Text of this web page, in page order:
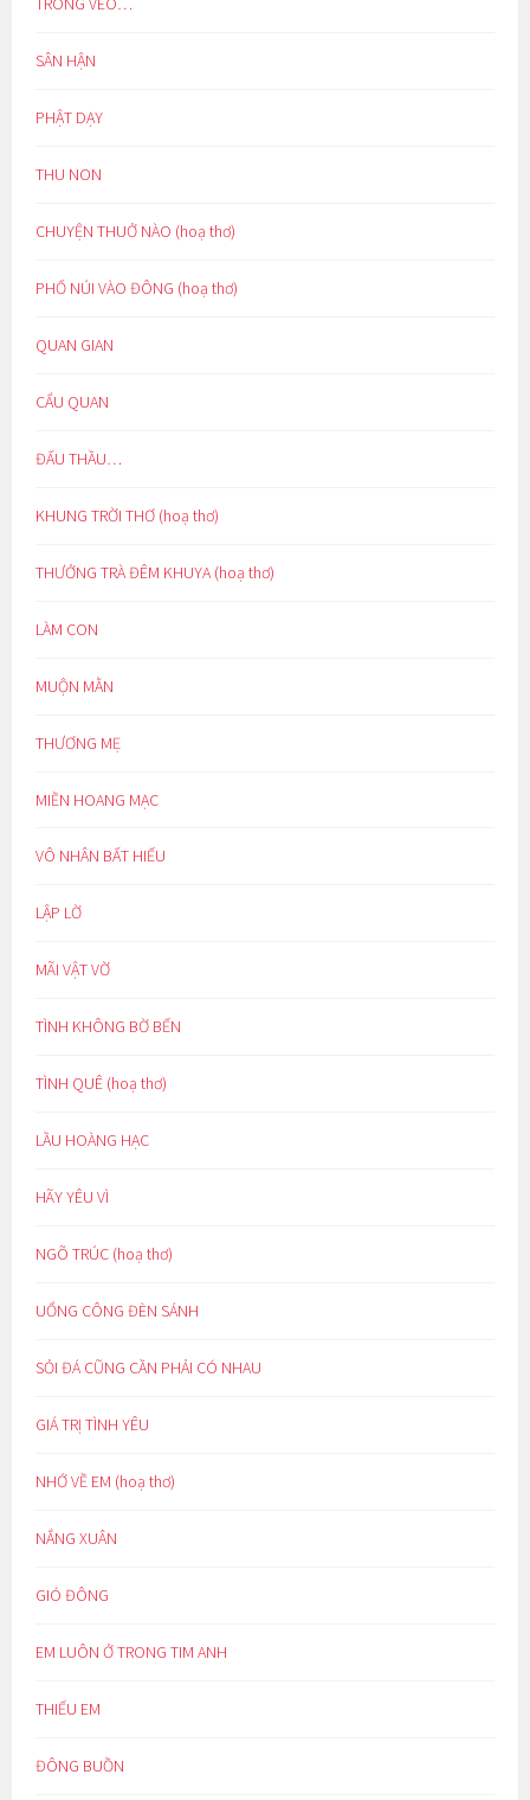
SÂN HẬN
PHẬT DẠY
THU NON
CHUYỆN THUỞ NÀO (hoạ thơ)
PHỐ NÚI VÀO ĐÔNG (hoạ thơ)
QUAN GIAN
CẨU QUAN
ĐẤU THẦU…
KHUNG TRỜI THƠ (hoạ thơ)
THƯỞNG TRÀ ĐÊM KHUYA (hoạ thơ)
LÀM CON
MUỘN MẰN
THƯƠNG MẸ
MIỀN HOANG MẠC
VÔ NHÂN BẤT HIẾU
LẬP LỜ
MÃI VẬT VỜ
TÌNH KHÔNG BỜ BẾN
TÌNH QUÊ (hoạ thơ)
LẦU HOÀNG HẠC
HÃY YÊU VÌ
NGÕ TRÚC (hoạ thơ)
UỔNG CÔNG ĐÈN SÁNH
SỎI ĐÁ CŨNG CẦN PHẢI CÓ NHAU
GIÁ TRỊ TÌNH YÊU
NHỚ VỀ EM (hoạ thơ)
NẮNG XUÂN
GIÓ ĐÔNG
EM LUÔN Ở TRONG TIM ANH
THIẾU EM
ĐÔNG BUỒN